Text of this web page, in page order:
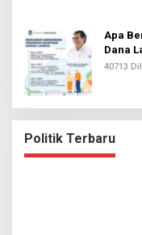
Apa
Dana
40713
Politik Terbaru